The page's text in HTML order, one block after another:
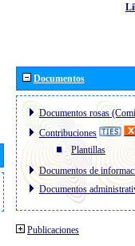
Documentos
Documentos rosas
Contribuciones
Plantillas
Documentos de
Documentos
Publicaciones